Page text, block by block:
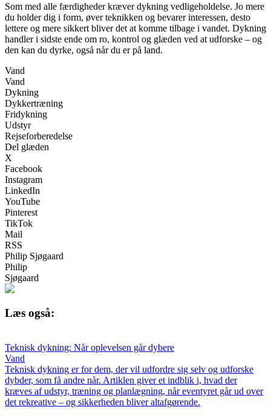
Som med alle færdigheder kræver dykning vedligeholdelse. Jo mere
du holder dig i form, øver teknikken og bevarer interessen, desto
lettere og mere sikkert bliver det at komme tilbage i vandet. Dykning
handler i sidste ende om ro, kontrol og glæden ved at udforske – og
den kan du dyrke, også når du er på land.
Vand
Vand
Dykning
Dykkertræning
Fridykning
Udstyr
Rejseforberedelse
Del glæden
X
Facebook
Instagram
LinkedIn
YouTube
Pinterest
TikTok
Mail
RSS
Philip Sjøgaard
Philip
Sjøgaard
Læs også:
Teknisk dykning: Når oplevelsen går dybere
Vand
Teknisk dykning er for dem, der vil udfordre sig selv og udforske
dybder, som få andre når. Artiklen giver et indblik i, hvad der
kræves af udstyr, træning og planlægning, når eventyret går ud over
det rekreative – og sikkerheden bliver altafgørende.